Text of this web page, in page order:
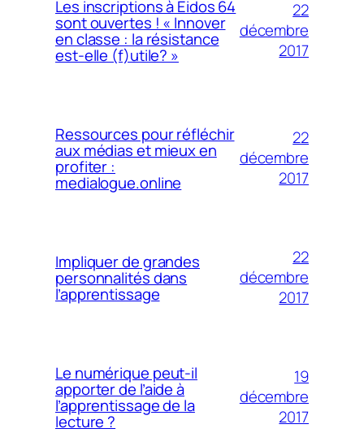
Les inscriptions à Eidos 64
sont ouvertes ! « Innover
en classe : la résistance
est-elle (f)utile? »
22
décembre
2017
Ressources pour réfléchir
aux médias et mieux en
profiter :
medialogue.online
22
décembre
2017
Impliquer de grandes
personnalités dans
l’apprentissage
22
décembre
2017
Le numérique peut-il
apporter de l’aide à
l’apprentissage de la
lecture ?
19
décembre
2017